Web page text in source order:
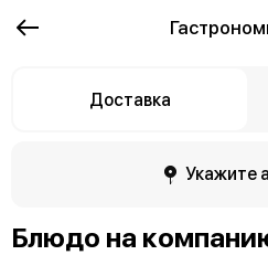
Доставка
Укажите
Блюдо на